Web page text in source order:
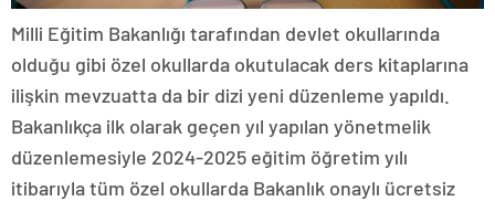
Milli Eğitim Bakanlığı tarafından devlet okullarında
olduğu gibi özel okullarda okutulacak ders kitaplarına
ilişkin mevzuatta da bir dizi yeni düzenleme yapıldı.
Bakanlıkça ilk olarak geçen yıl yapılan yönetmelik
düzenlemesiyle 2024-2025 eğitim öğretim yılı
itibarıyla tüm özel okullarda Bakanlık onaylı ücretsiz